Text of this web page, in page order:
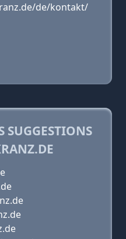
de/kontakt/
SUGGESTIONS